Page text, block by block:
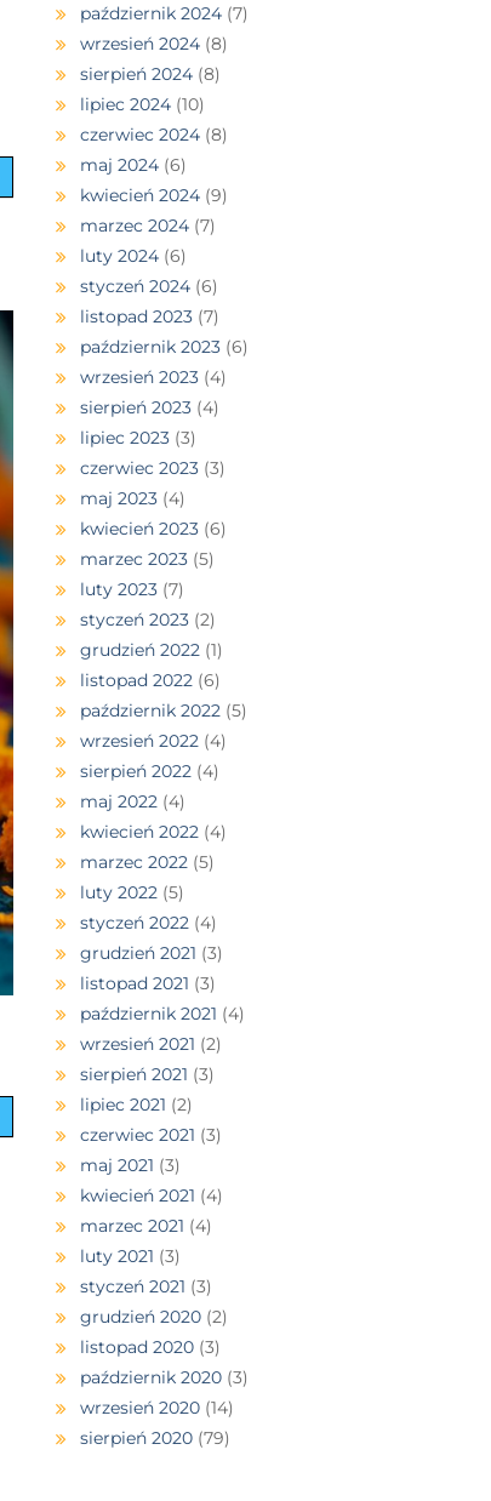
październik 2024(7)
wrzesień 2024(8)
sierpień 2024(8)
lipiec 2024(10)
czerwiec 2024(8)
maj 2024(6)
kwiecień 2024(9)
marzec 2024(7)
luty 2024(6)
styczeń 2024(6)
listopad 2023(7)
październik 2023(6)
wrzesień 2023(4)
sierpień 2023(4)
lipiec 2023(3)
czerwiec 2023(3)
maj 2023(4)
kwiecień 2023(6)
marzec 2023(5)
luty 2023(7)
styczeń 2023(2)
grudzień 2022(1)
listopad 2022(6)
październik 2022(5)
wrzesień 2022(4)
sierpień 2022(4)
maj 2022(4)
kwiecień 2022(4)
marzec 2022(5)
luty 2022(5)
styczeń 2022(4)
grudzień 2021 (3)
listopad 2021 (3)
październik 2021 (4)
wrzesień 2021 (2)
sierpień 2021 (3)
lipiec 2021 (2)
czerwiec 2021 (3)
maj 2021 (3)
kwiecień 2021 (4)
marzec 2021 (4)
luty 2021 (3)
styczeń 2021 (3)
grudzień 2020(2)
listopad 2020(3)
październik 2020(3)
wrzesień 2020(14)
sierpień 2020(79)